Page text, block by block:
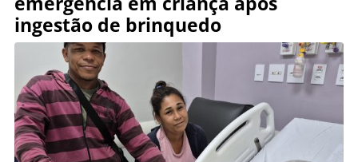
ingestão de brinquedo